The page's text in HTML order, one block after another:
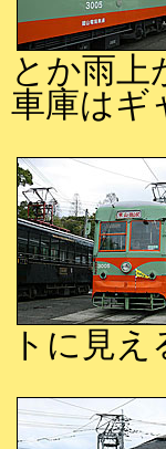
とか雨上
車庫はギ
トに見え